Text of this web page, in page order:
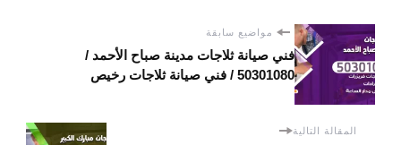
مواضيع سابقة
فني صيانة ثلاجات مدينة صباح الأحمد /
50301080 / فني صيانة ثلاجات رخيص
المقالة التالية